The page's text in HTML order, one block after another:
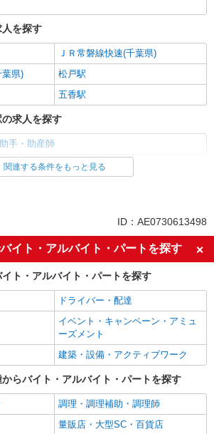
人を探す
ＪＲ常磐線快速(千葉県)
葉県)
松戸駅
五香駅
求人を探す
手・助産師
戸駅の求人を探す
未経験歓迎
新卒・第二新卒歓迎
主婦・主夫歓迎
学歴不問
ミドル（40代～）活躍中
中
シニア（60代～）活躍中
ボーナス・賞与あり
完全週休2日制
禁煙・分煙
車通勤OK
関連する条件をもっと見る
ID：AE0730613498
イト・アルバイト・パートを探す
ト・アルバイト・パートを探す
ドライバー・配達
イベント・キャンペーン・アミュ
ーズメント
建築・設備・アクティブワーク
らバイト・アルバイト・パートを探す
調理・調理補助・調理師
量販店・大型SC・百貨店